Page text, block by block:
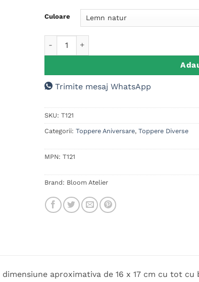
Culoare
Trimite mesaj WhatsApp
SKU: T121
Categorii: Toppere Aniversare, Toppere Diverse
MPN: T121
Brand: Bloom Atelier
aproximativa de 16 x 17 cm cu tot cu